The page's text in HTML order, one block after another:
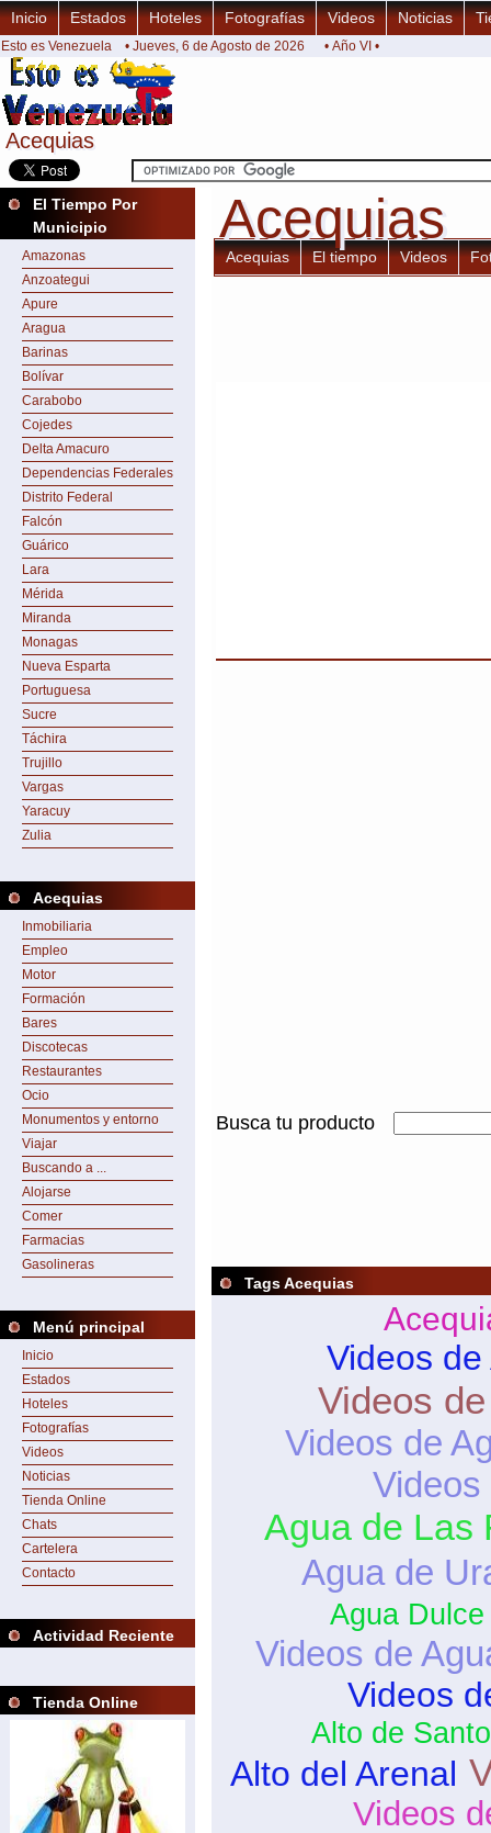
Acequias
Acequias
Inicio Estados Hoteles Fotografías Videos Noticias
Esto es Venezuela • Jueves, 6 de Agosto de 2026 • Año VI •
El Tiempo Por
Municipio
Amazonas
Anzoategui
Apure
Aragua
Barinas
Bolívar
Carabobo
Cojedes
Delta Amacuro
Dependencias Federales
Distrito Federal
Falcón
Guárico
Lara
Mérida
Miranda
Monagas
Nueva Esparta
Portuguesa
Sucre
Táchira
Trujillo
Vargas
Yaracuy
Zulia
Acequias
Inmobiliaria
Empleo
Motor
Formación
Bares
Discotecas
Restaurantes
Ocio
Monumentos y entorno
Viajar
Buscando a ...
Alojarse
Comer
Farmacias
Gasolineras
Menú principal
Inicio
Estados
Hoteles
Fotografías
Videos
Noticias
Tienda Online
Chats
Cartelera
Contacto
Actividad Reciente
Tienda Online
Acequias
Acequias
Acequias El tiempo Videos
Busca tu producto
Tags Acequias
Videos
Videos
Videos de
Videos
Agua de Las
Agua de
Agua Dulce
Videos de
Videos
Alto de
Alto del Arenal
Videos